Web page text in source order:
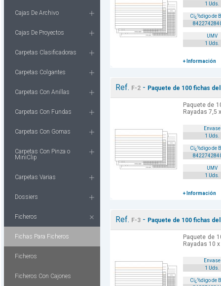
Cajas De Archivo
Cajas De Proyectos
Carpetas Clasificadoras
Carpetas Colgantes
Carpetas Con Anillas
Carpetas Con Fundas
Carpetas Con Gomas
Carpetas Con Pinza o
MiniClip
Carpetas Varias
Dossiers
Ficheros
Fichas Para Ficheros
Ficheros
Ficheros Con Cajones
1 Uds.
Cï¿½digo de
UMV
1 Uds.
+ Información
Ref. F-2- Paquete de 100 fichas
Paquete de
Rayadas 7,5
Envase
1 Uds.
Cï¿½digo de
UMV
1 Uds.
+ Información
Ref. F-3- Paquete de 100 fichas
Paquete de
Rayadas 10
Envase
1 Uds.
Cï¿½digo de